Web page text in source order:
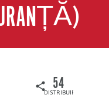
DISTRIBUIRI
54